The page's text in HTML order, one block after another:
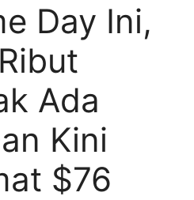
Day Ini,
Ada
Kini
$76